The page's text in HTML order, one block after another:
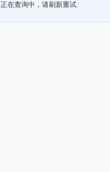
正在查询中，请刷新重试